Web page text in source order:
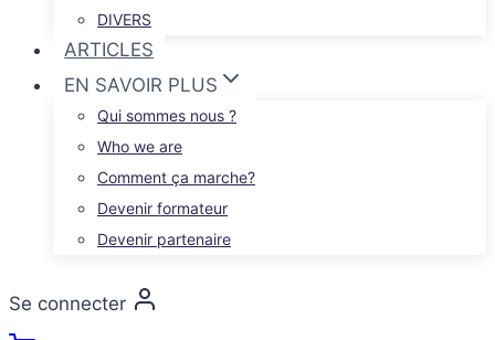
DIVERS
ARTICLES
EN SAVOIR PLUS
Qui sommes nous ?
Who we are
Comment ça marche?
Devenir formateur
Devenir partenaire
Se connecter